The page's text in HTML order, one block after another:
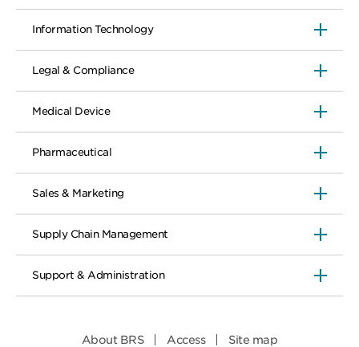
Information Technology
Legal & Compliance
Medical Device
Pharmaceutical
Sales & Marketing
Supply Chain Management
Support & Administration
About BRS Access
Site map